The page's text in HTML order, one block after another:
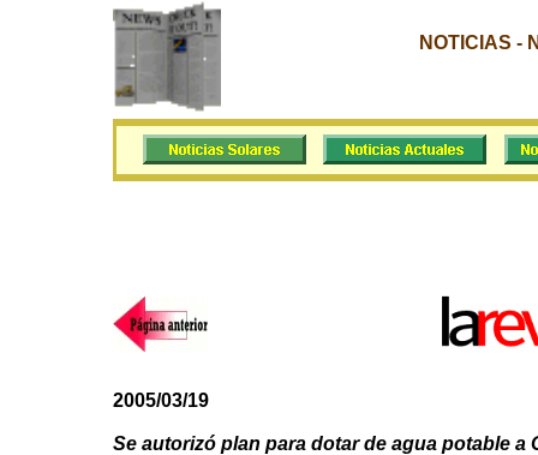
NOTICIAS -
2005/03/19
Se autorizó plan para dotar de agua potable a